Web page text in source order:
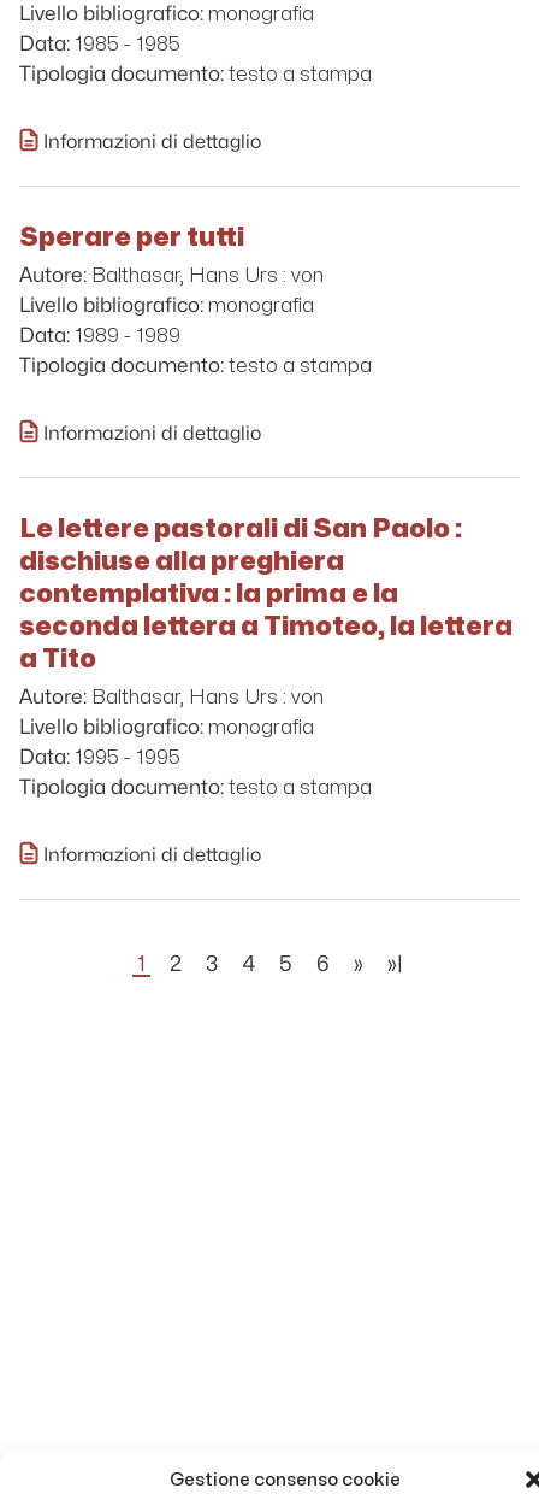
Gestione consenso cookie
Livello bibliografico: monografia
Data: 1985 - 1985
Tipologia documento: testo a stampa
Informazioni di dettaglio
Sperare per tutti
Autore: Balthasar, Hans Urs : von
Livello bibliografico: monografia
Data: 1989 - 1989
Tipologia documento: testo a stampa
Informazioni di dettaglio
Le lettere pastorali di San Paolo :
dischiuse alla preghiera
contemplativa : la prima e la
seconda lettera a Timoteo, la lettera
a Tito
Autore: Balthasar, Hans Urs : von
Livello bibliografico: monografia
Data: 1995 - 1995
Tipologia documento: testo a stampa
Informazioni di dettaglio
1 2 3 4 5 6 » »|